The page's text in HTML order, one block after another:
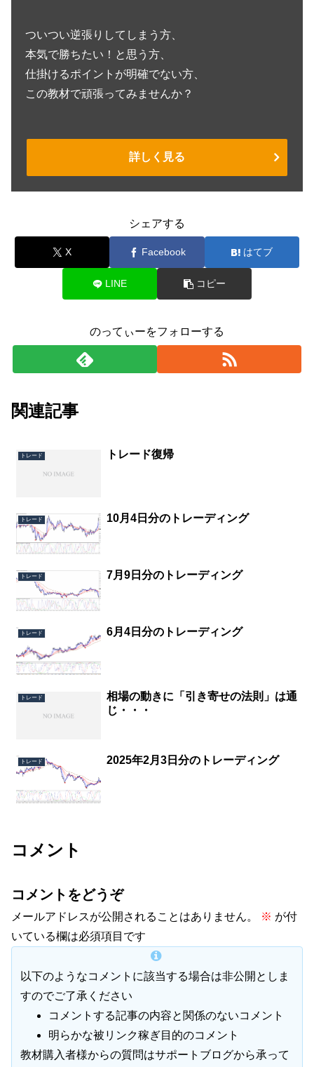
ついつい逆張りしてしまう方、
本気で勝ちたい！と思う方、
仕掛けるポイントが明確でない方、
この教材で頑張ってみませんか？
詳しく見る
シェアする
X Facebook はてブ
LINE コピー
のってぃーをフォローする
関連記事
トレード トレード復帰
トレード 10月4日分のトレーディング
トレード 7月9日分のトレーディング
トレード 6月4日分のトレーディング
トレード
相場の動きに「引き寄せの法則」は通
じ・・・
トレード 2025年2月3日分のトレーディング
コメント
コメントをどうぞ
メールアドレスが公開されることはありません。 ※ が付
いている欄は必須項目です
以下のようなコメントに該当する場合は非公開としま
すのでご了承ください
コメントする記事の内容と関係のないコメント
明らかな被リンク稼ぎ目的のコメント
教材購入者様からの質問はサポートブログから承って